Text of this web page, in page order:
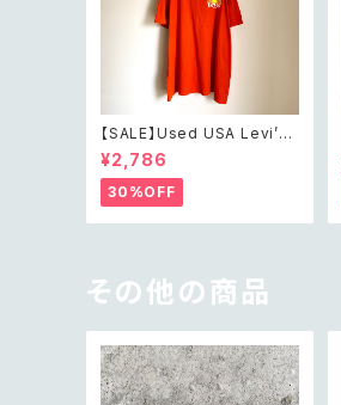
【SALE】Used USA Levi’s
sunrise design orange t
shirt レトロ アメリカ ユーズ
ド 古着 リーバイス サンライズ
デザイン オレンジ Tシャツ X
XL
¥2,786
30%OFF
その他の商品